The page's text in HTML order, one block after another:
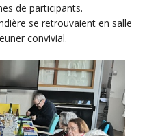
de participants.
se retrouvaient en salle
convivial.